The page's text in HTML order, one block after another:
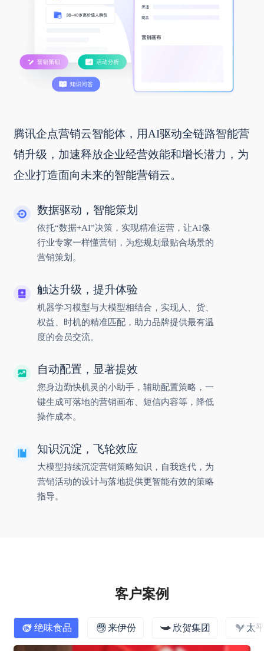
腾讯企点营销云智能体，用AI驱动全链路智能营
销升级，加速释放企业经营效能和增长潜力，为
企业打造面向未来的智能营销云。
数据驱动，智能策划
依托“数据+AI”决策，实现精准运营，让AI像
行业专家一样懂营销，为您规划最贴合场景的
营销策划。
触达升级，提升体验
机器学习模型与大模型相结合，实现人、货、
权益、时机的精准匹配，助力品牌提供最有温
度的会员交流。
自动配置，显著提效
您身边勤快机灵的小助手，辅助配置策略，一
键生成可落地的营销画布、短信内容等，降低
操作成本。
知识沉淀，飞轮效应
大模型持续沉淀营销策略知识，自我迭代，为
营销活动的设计与落地提供更智能有效的策略
指导。
客户案例
绝味食品 来伊份 欣贺集团 太